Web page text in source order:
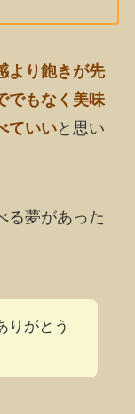
より飽きが先
でもなく美味
ていいと思い
る夢があった
りがとう